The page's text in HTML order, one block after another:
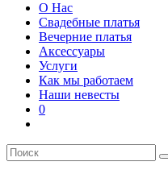
О Нас
Свадебные платья
Вечерние платья
Аксессуары
Услуги
Как мы работаем
Наши невесты
0
по